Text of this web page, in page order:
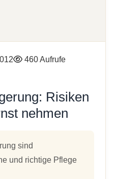
460 Aufrufe
Risiken
nehmen
sind
und richtige Pflege